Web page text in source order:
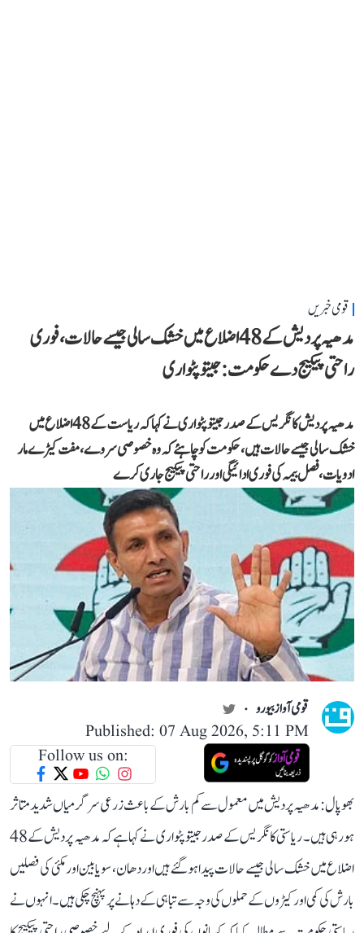
قومی خبریں
مدھیہ پردیش کے 48 اضلاع میں خشک سالی جیسے حالات، فوری
راحتی پیکیج دے حکومت: جیتو پٹواری
مدھیہ پردیش کانگریس کے صدر جیتو پٹواری نے کہا کہ ریاست کے 48 اضلاع میں
خشک سالی جیسے حالات ہیں، حکومت کو چاہئے کہ وہ خصوصی سروے، مفت کیڑے مار
ادویات، فصل بیمہ کی فوری ادائیگی اور راحتی پیکیج جاری کرے
قومی آواز بیورو
Published: 07 Aug 2026, 5:11 PM
Follow us on:
بھوپال: مدھیہ پردیش میں معمول سے کم بارش کے باعث زرعی سرگرمیاں شدید متاثر
ہو رہی ہیں۔ ریاستی کانگریس کے صدر جیتو پٹواری نے کہا ہے کہ مدھیہ پردیش کے 48
اضلاع میں خشک سالی جیسے حالات پیدا ہو گئے ہیں اور دھان، سویابین اور مکئی کی فصلیں
بارش کی کمی اور کیڑوں کے حملوں کی وجہ سے تباہی کے دہانے پر پہنچ چکی ہیں۔ انہوں نے